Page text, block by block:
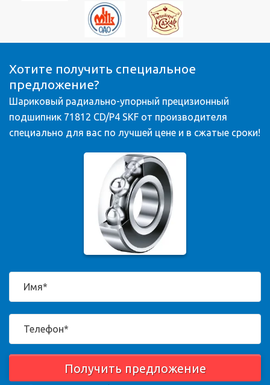
Хотите получить специальное
предложение?
Шариковый радиально-упорный прецизионный
подшипник 71812 CD/P4 SKF от производителя
специально для вас по лучшей цене и в сжатые сроки!
Получить предложение